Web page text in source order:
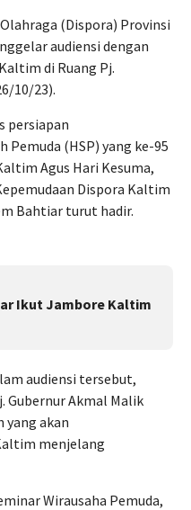
(Dispora) Provinsi
audiensi dengan
di Ruang Pj.
10/23).
persiapan
Pemuda (HSP) yang ke-95
Agus Hari Kesuma,
Dispora Kaltim
Bahtiar turut hadir.
Ikut Jambore Kaltim
audiensi tersebut,
Gubernur Akmal Malik
yang akan
menjelang
Wirausaha Pemuda,